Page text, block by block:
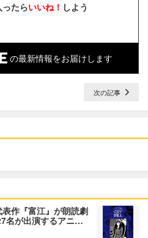
たらいいね！ しよう
の最新情報をお届けします
次の記事
作『富江』が朗読劇
名が出演するアニ…